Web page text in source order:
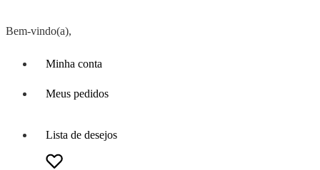
Bem-vindo(a),
Minha conta
Meus pedidos
Lista de desejos